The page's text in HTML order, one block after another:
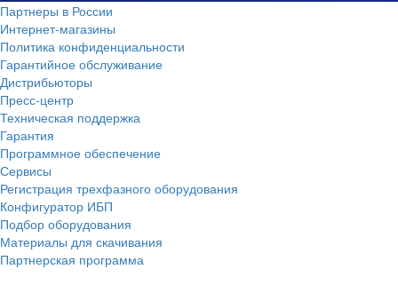
Партнеры в России
Интернет-магазины
Политика конфиденциальности
Гарантийное обслуживание
Дистрибьюторы
Пресс-центр
Техническая поддержка
Гарантия
Программное обеспечение
Сервисы
Регистрация трехфазного оборудования
Конфигуратор ИБП
Подбор оборудования
Материалы для скачивания
Партнерская программа